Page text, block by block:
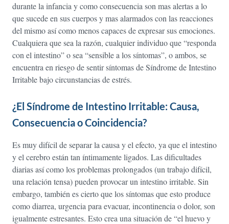
durante la infancia y como consecuencia son mas alertas a lo
que sucede en sus cuerpos y mas alarmados con las reacciones
del mismo así como menos capaces de expresar sus emociones.
Cualquiera que sea la razón, cualquier individuo que “responda
con el intestino” o sea “sensible a los síntomas”, o ambos, se
encuentra en riesgo de sentir síntomas de Síndrome de Intestino
Irritable bajo circunstancias de estrés.
¿El Síndrome de Intestino Irritable: Causa,
Consecuencia o Coincidencia?
Es muy difícil de separar la causa y el efecto, ya que el intestino
y el cerebro están tan íntimamente ligados. Las dificultades
diarias así como los problemas prolongados (un trabajo difícil,
una relación tensa) pueden provocar un intestino irritable. Sin
embargo, también es cierto que los síntomas que esto produce
como diarrea, urgencia para evacuar, incontinencia o dolor, son
igualmente estresantes. Esto crea una situación de “el huevo y